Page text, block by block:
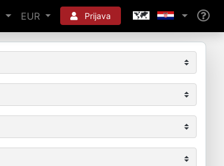
EUR Prijava